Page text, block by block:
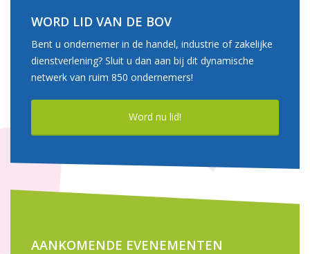
WORD LID VAN DE BOV
Bent u ondernemer in de handel, industrie of zakelijke
dienstverlening? Sluit u dan aan bij dit dynamische
netwerk van ruim 850 ondernemers!
Word nu lid!
AANKOMENDE EVENEMENTEN